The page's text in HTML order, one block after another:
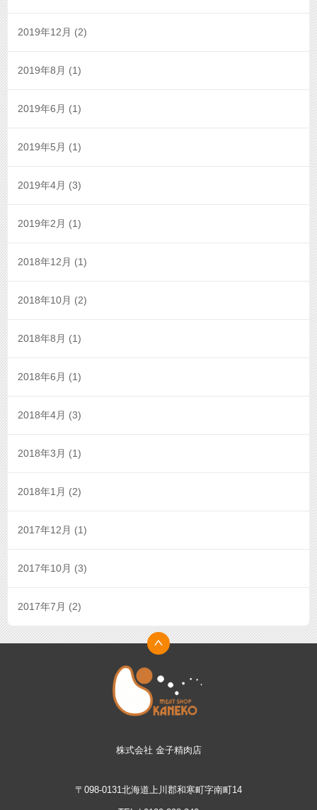
2019年12月 (2)
2019年8月 (1)
2019年6月 (1)
2019年5月 (1)
2019年4月 (3)
2019年2月 (1)
2018年12月 (1)
2018年10月 (2)
2018年8月 (1)
2018年6月 (1)
2018年4月 (3)
2018年3月 (1)
2018年1月 (2)
2017年12月 (1)
2017年10月 (3)
2017年7月 (2)
株式会社 金子精肉店
〒098-0131北海道上川郡和寒町字南町14